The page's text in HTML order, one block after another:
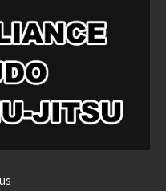
Jiu-jitsu